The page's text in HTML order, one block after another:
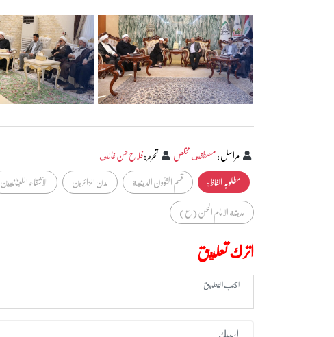
مراسل:مصطفى مخلص تحرير:فلاح حسن غالي
مطلوبہ الفاظ :
قسم الشؤون الدينية مدن الزائرين الأشقاء اللبنانيين
مدينة الامام الحسن (ع)
اترك تعليق